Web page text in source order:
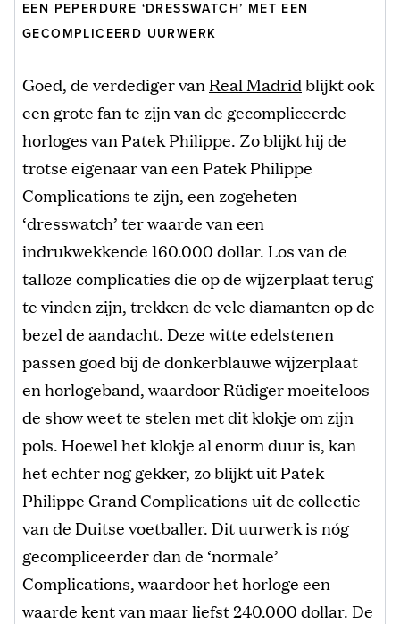
EEN PEPERDURE ‘DRESSWATCH’ MET EEN
GECOMPLICEERD UURWERK
Goed, de verdediger vanReal Madridblijkt ook
een grote fan te zijn van de gecompliceerde
horloges van Patek Philippe. Zo blijkt hij de
trotse eigenaar van een Patek Philippe
Complications te zijn, een zogeheten
‘dresswatch’ ter waarde van een
indrukwekkende 160.000 dollar. Los van de
talloze complicaties die op de wijzerplaat terug
te vinden zijn, trekken de vele diamanten op de
bezel de aandacht. Deze witte edelstenen
passen goed bij de donkerblauwe wijzerplaat
en horlogeband, waardoor Rüdiger moeiteloos
de show weet te stelen met dit klokje om zijn
pols. Hoewel het klokje al enorm duur is, kan
het echter nog gekker, zo blijkt uit Patek
Philippe Grand Complications uit de collectie
van de Duitse voetballer. Dit uurwerk is nóg
gecompliceerder dan de ‘normale’
Complications, waardoor het horloge een
waarde kent van maar liefst 240.000 dollar. De